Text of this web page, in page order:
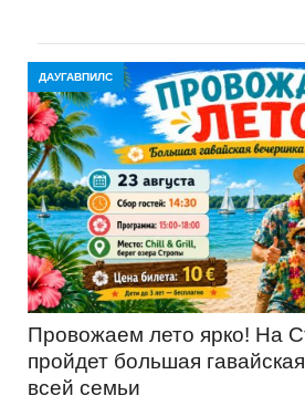
ДАУГАВПИЛС
Провожаем лето ярко! На
пройдет большая
всей семьи